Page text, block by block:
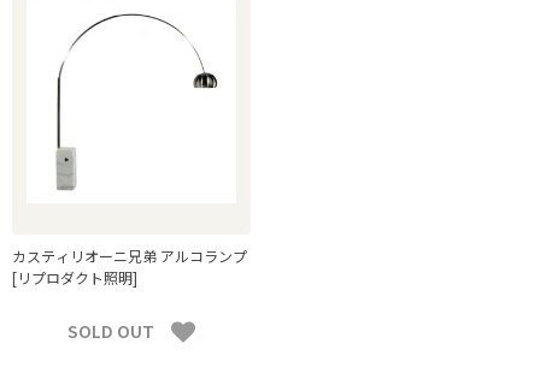
カスティリオーニ兄弟 アルコランプ
[リプロダクト照明]
SOLD OUT